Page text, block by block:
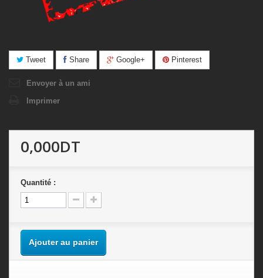
Tweet Share Google+ Pinterest
Envoyer à un ami
Imprimer
0,000DT
Quantité :
Ajouter au panier